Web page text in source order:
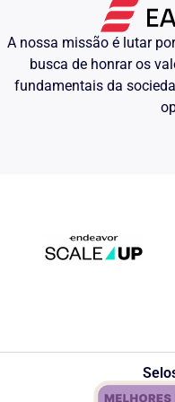
A nossa missão é lutar
busca de honrar os
fundamentais da